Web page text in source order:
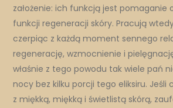
założenie: ich funkcją jest pomaganie
funkcji regeneracji skóry. Pracują
czerpiąc z każdą moment sennego
regenerację, wzmocnienie i
właśnie z tego powodu tak wiele pań
nocy bez kilku porcji tego eliksiru. Jeśli
z miękką, miękką i świetlistą skórą,